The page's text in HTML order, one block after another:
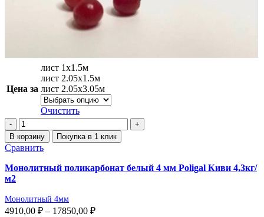
Цена за
лист 1х1.5м
лист 2.05х1.5м
лист 2.05х3.05м
Очистить
В корзину Покупка в 1 клик
Сравнить
Монолитный поликарбонат белый 4 мм Poligal Киви 4,3кг/
м2
Монолитный 4мм
4910,00 ₽ – 17850,00 ₽